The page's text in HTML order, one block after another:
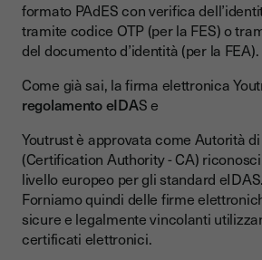
formato PAdES con verifica
tramite codice OTP (per la FES) o
del documento d’identità (per la FEA).
Come già sai, la firma elettronica
regolamento eIDAS e
Youtrust è approvata come Autorità
(Certification Authority - CA)
livello europeo per gli standard eIDAS.
Forniamo quindi delle firme
sicure e legalmente vincolanti
certificati elettronici.